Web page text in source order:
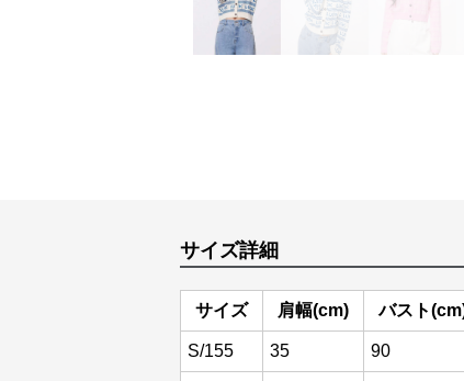
サイズ詳細
サイズ 肩幅(cm) バスト
S/155 35 90